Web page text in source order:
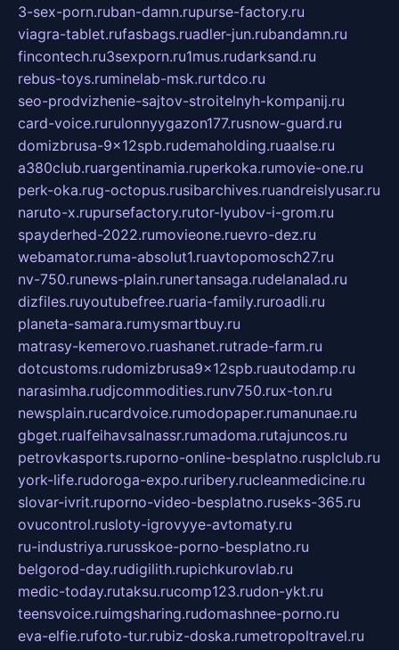
3-sex-porn.ruban-damn.rupurse-factory.ru
viagra-tablet.rufasbags.ruadler-jun.rubandamn.ru
fincontech.ru3sexporn.ru1mus.rudarksand.ru
rebus-toys.ruminelab-msk.rurtdco.ru
seo-prodvizhenie-sajtov-stroitelnyh-kompanij.ru
card-voice.rurulonnyygazon177.rusnow-guard.ru
domizbrusa-9x12spb.rudemaholding.ruaalse.ru
a380club.ruargentinamia.ruperkoka.rumovie-one.ru
perk-oka.rug-octopus.rusibarchives.ruandreislyusar.ru
naruto-x.rupursefactory.rutor-lyubov-i-grom.ru
spayderhed-2022.rumovieone.ruevro-dez.ru
webamator.ruma-absolut1.ruavtopomosch27.ru
nv-750.runews-plain.runertansaga.rudelanalad.ru
dizfiles.ruyoutubefree.ruaria-family.ruroadli.ru
planeta-samara.rumysmartbuy.ru
matrasy-kemerovo.ruashanet.rutrade-farm.ru
dotcustoms.rudomizbrusa9x12spb.ruautodamp.ru
narasimha.rudjcommodities.runv750.rux-ton.ru
newsplain.rucardvoice.rumodopaper.rumanunae.ru
gbget.rualfeihavsalnassr.rumadoma.rutajuncos.ru
petrovkasports.ruporno-online-besplatno.rusplclub.ru
york-life.rudoroga-expo.ruribery.rucleanmedicine.ru
slovar-ivrit.ruporno-video-besplatno.ruseks-365.ru
ovucontrol.rusloty-igrovyye-avtomaty.ru
ru-industriya.rurusskoe-porno-besplatno.ru
belgorod-day.rudigilith.rupichkurovlab.ru
medic-today.rutaksu.rucomp123.rudon-ykt.ru
teensvoice.ruimgsharing.rudomashnee-porno.ru
eva-elfie.rufoto-tur.rubiz-doska.rumetropoltravel.ru